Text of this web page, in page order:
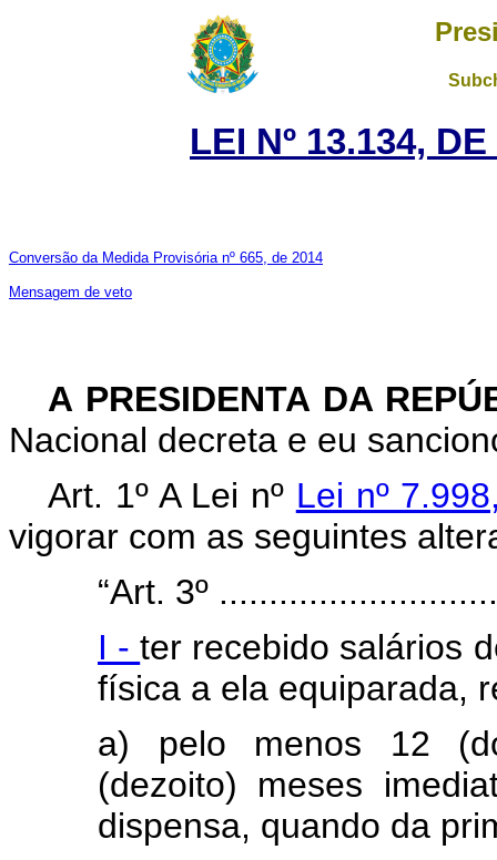
LEI Nº 13.134,
Conversão da Medida Provisória nº 665, de 2014
Mensagem de veto
A PRESIDENTA DA
Nacional decreta e eu
Art. 1º A Lei nº Lei nº
vigorar com as seguintes
“Art. 3º
I -ter recebido salários
física a ela equiparada,
a) pelo menos 12
(dezoito) meses
dispensa, quando da